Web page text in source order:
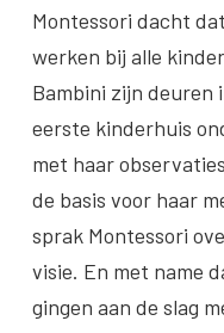
Montessori dacht
werken bij alle
Bambini zijn deuren
eerste kinderhuis
met haar
de basis voor haar
sprak Montessori
visie. En met name
gingen aan de slag